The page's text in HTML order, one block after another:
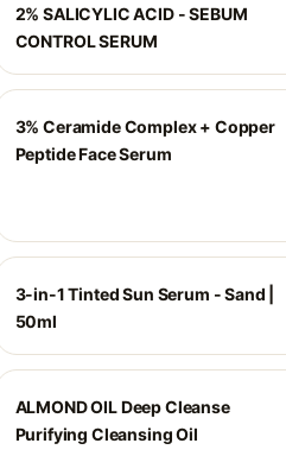
2% SALICYLIC ACID - SEBUM
CONTROL SERUM
3% Ceramide Complex + Copper
Peptide Face Serum
3-in-1 Tinted Sun Serum - Sand |
50ml
ALMOND OIL Deep Cleanse
Purifying Cleansing Oil